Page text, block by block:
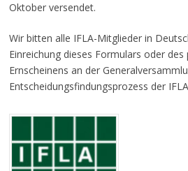
Oktober versendet.
Wir bitten alle IFLA-Mitglieder in
Einreichung dieses Formulars oder des
Ernscheinens an der
Entscheidungsfindungsprozess der